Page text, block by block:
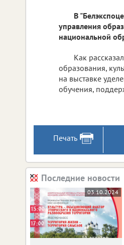
В
управления
национальной
Как
образования,
на выставке
обучения,
Печать
Последние новости
03.10.2024